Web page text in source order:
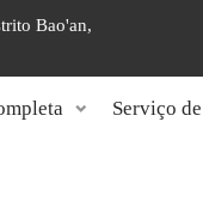
Bao'an,
Serviço